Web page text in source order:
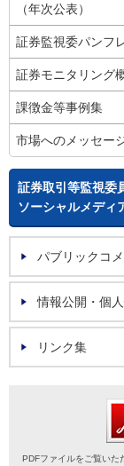
（年次公表）
証券監視委パンフ
証券モニタリング
課徴金等事例集
市場へのメッセー
証券取引等監視委
ソーシャルメディ
パブリックコ
情報公開・個
リンク集
PDFファイルをご覧いた